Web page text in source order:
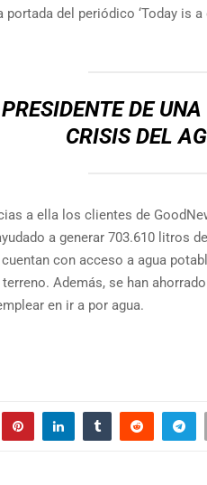
del periódico ‘Today is
DE
CRISIS DEL
a ella los clientes de
a generar 703.610 litros
con acceso a agua
Además, se han
en ir a por agua.